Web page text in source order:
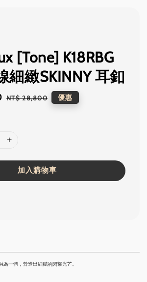
[Tone] K18RBG
細緻SKINNY 耳釦
Regular
NT$ 28,800 優惠
加入購物車
一體，營造出細膩的閃耀光芒。